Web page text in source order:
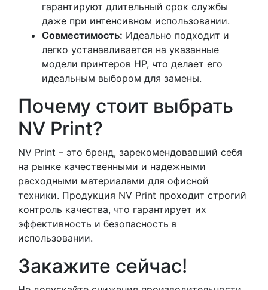
гарантируют длительный срок службы
даже при интенсивном использовании.
Совместимость: Идеально подходит и
легко устанавливается на указанные
модели принтеров HP, что делает его
идеальным выбором для замены.
Почему стоит выбрать
NV Print?
NV Print – это бренд, зарекомендовавший себя
на рынке качественными и надежными
расходными материалами для офисной
техники. Продукция NV Print проходит строгий
контроль качества, что гарантирует их
эффективность и безопасность в
использовании.
Закажите сейчас!